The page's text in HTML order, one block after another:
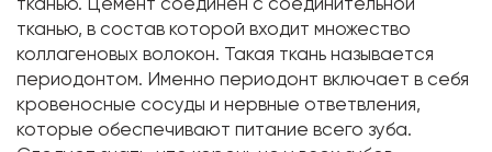
тканью, в состав которой входит множество
коллагеновых волокон. Такая ткань называется
периодонтом. Именно периодонт включает в себя
кровеносные сосуды и нервные ответвления,
которые обеспечивают питание всего зуба.